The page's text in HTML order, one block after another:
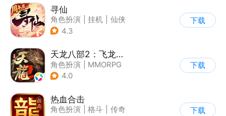
寻仙
角色扮演 挂机
仙侠
| 寻仙
4.3
下载
天龙八部2：飞龙战天
角色扮演
MMORPG
| 武侠
4.0
下载
热血合击
角色扮演 格斗
传奇
下载